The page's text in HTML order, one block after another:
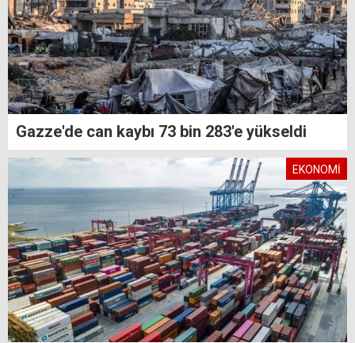
Gazze'de can kaybı 73 bin 283'e yükseldi
EKONOMİ